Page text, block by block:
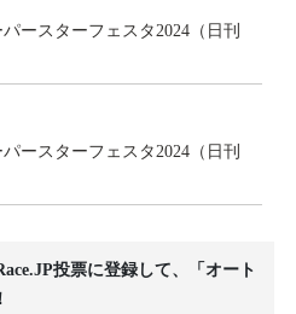
ースターフェスタ2024（日刊
ースターフェスタ2024（日刊
投票に登録して、「オート